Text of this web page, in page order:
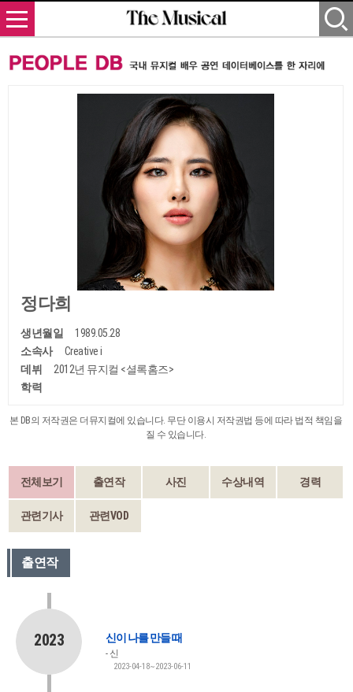
정다희
생년월일
1989.05.28
소속사
Creative i
데뷔
2012년 뮤지컬 <셜록홈즈>
학력
본 DB의 저작권은 더뮤지컬에 있습니다. 무단 이용시 저작권법 등에 따라 법적 책임을
질 수 있습니다.
전체보기 출연작 사진 수상내역 경력
관련기사 관련VOD
출연작
2023 신이 나를 만들 때
신
2023-04-18~2023-06-11